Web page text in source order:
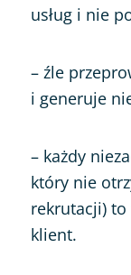
usług i nie
– źle
i generuje
– każdy
który nie
rekrutacji)
klient.